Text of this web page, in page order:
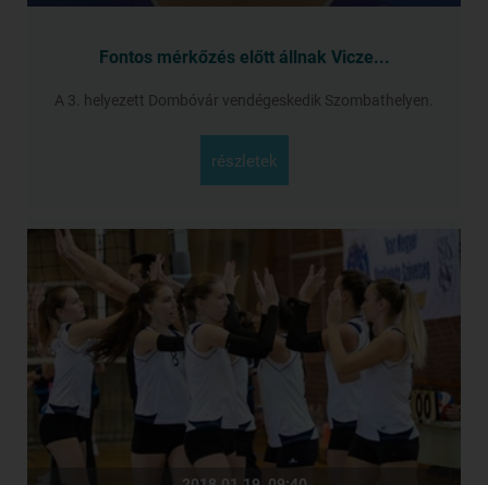
Fontos mérkőzés előtt állnak Vicze...
A 3. helyezett Dombóvár vendégeskedik Szombathelyen.
részletek